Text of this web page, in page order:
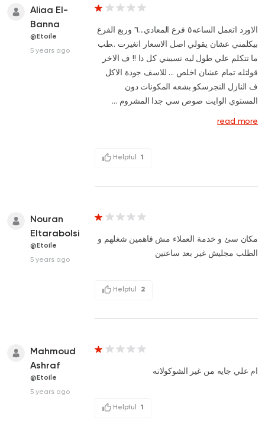
Aliaa El-
Banna
@Etoile
5 years ago
الاورد اتعمل الساعه٥ فرع المعادي...٦ وربع الفرع
بيكلمني عشان يقولي اصل الاسعار اتغيرت ..طب
ما تتكلم علي طول ليه تسيبني كل دا !! ف الاخر
قولتله تمام عشان اخلص ... للاسف جودة الاكل
ف النازل النجرسكو بشعه المكونات دون
المستوي الوايت صوص سي جدا المشروم ...
read more
Helpful 1
Nouran
Eltarabolsi
@Etoile
5 years ago
مكان سئ و خدمة العملاء مش فاهمين شغلهم و
الطلب مجليش غير بعد ساعتين
Helpful 2
Mahmoud
Ashraf
@Etoile
5 years ago
ام علي جايه من غير الشوكولاته
Helpful 1